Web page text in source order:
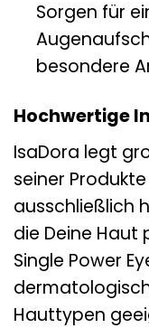
Sorgen für
besondere
Hochwertige
IsaDora legt
seiner
ausschließlich
die Deine Haut
Single Power
Hauttypen